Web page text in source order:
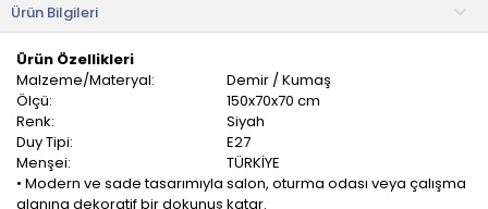
Ürün Bilgileri
Ürün Özellikleri
Malzeme/Materyal:
Demir / Kumaş
Ölçü:
150x70x70 cm
Renk:
Siyah
Duy Tipi:
E27
Menşei:
TÜRKİYE
• Modern ve sade tasarımıyla salon, oturma odası veya çalışma
alanına dekoratif bir dokunuş katar.